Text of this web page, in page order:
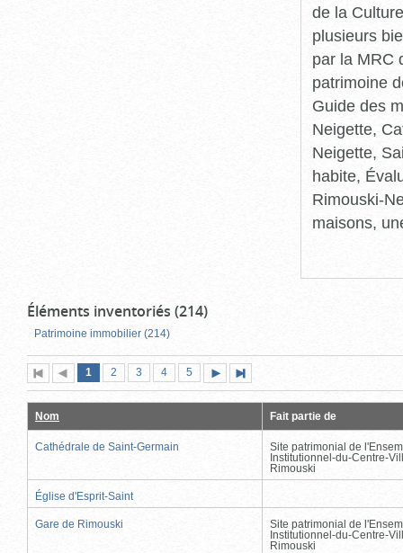
de la
plusieurs
par la MRC
patrimoine
Guide des
Neigette,
Neigette,
habite,
Rimouski-
maisons,
Éléments inventoriés (214)
Patrimoine immobilier (214)
Première
page
Page
précédente
Page
1 (page
actuelle)
Page
2 Page
3 Page
4 Page
5
suivante
page
Nom Fait partie de
Cathédrale de Saint-Germain
Site patrimonial de
Institutionnel-du-Centre-
Rimouski
Église d'Esprit-Saint
Gare de Rimouski
Site patrimonial de
Institutionnel-du-Centre-
Rimouski